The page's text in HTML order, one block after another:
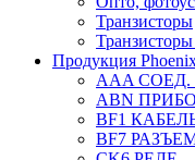
Транзисторы
Продукция
AAA
ABN
BF1
BF7